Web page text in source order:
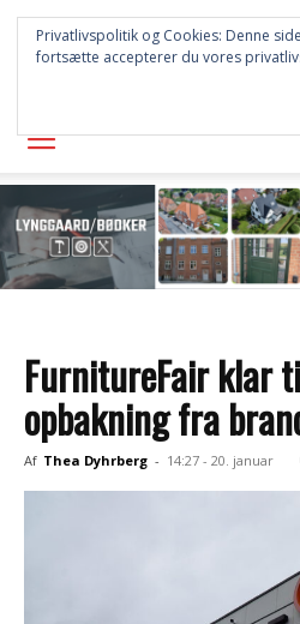
FurnitureFair klar
opbakning fra
Af Thea Dyhrberg - 14:27 - 20. januar
Privatlivspolitik og Cookies: Denne
fortsætte accepterer du vores